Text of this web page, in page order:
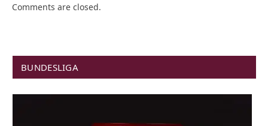
Comments are closed.
BUNDESLIGA